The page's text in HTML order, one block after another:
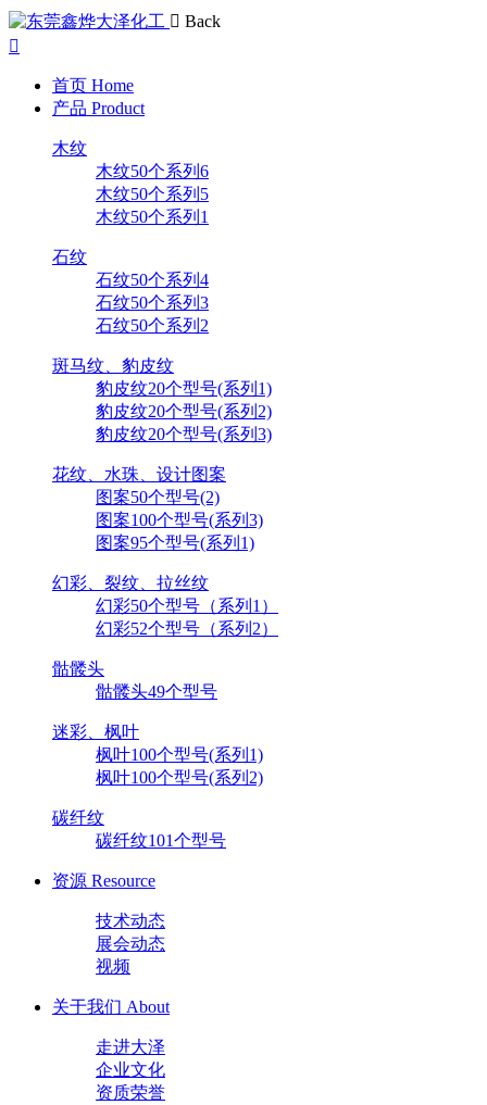
Back
首页 Home
产品 Product
木纹
木纹50个系列6
木纹50个系列5
木纹50个系列1
石纹
石纹50个系列4
石纹50个系列3
石纹50个系列2
斑马纹、豹皮纹
豹皮纹20个型号(系列1)
豹皮纹20个型号(系列2)
豹皮纹20个型号(系列3)
花纹、水珠、设计图案
图案50个型号(2)
图案100个型号(系列3)
图案95个型号(系列1)
幻彩、裂纹、拉丝纹
幻彩50个型号（系列1）
幻彩52个型号（系列2）
骷髅头
骷髅头49个型号
迷彩、枫叶
枫叶100个型号(系列1)
枫叶100个型号(系列2)
碳纤纹
碳纤纹101个型号
资源 Resource
技术动态
展会动态
视频
关于我们 About
走进大泽
企业文化
资质荣誉